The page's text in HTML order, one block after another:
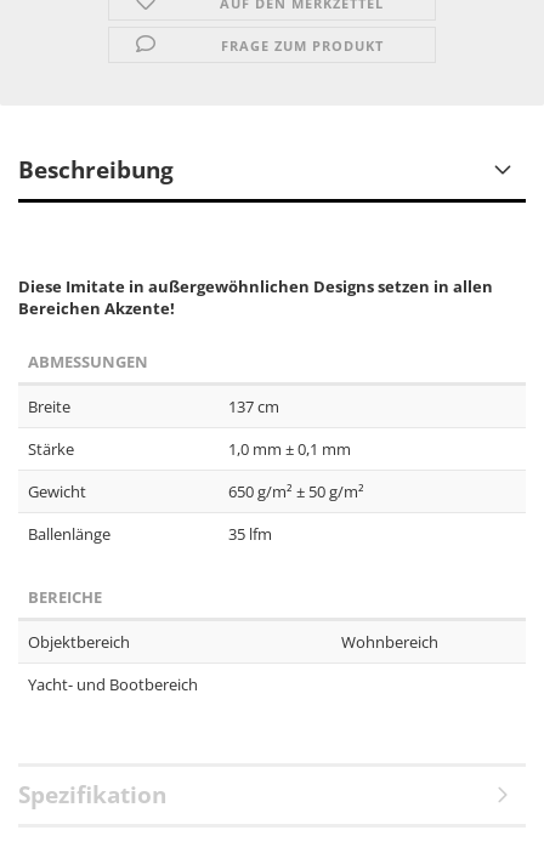
FRAGE ZUM PRODUKT
Beschreibung
Diese Imitate in außergewöhnlichen Designs setzen in allen
Bereichen Akzente!​
ABMESSUNGEN
Breite
137 cm
Stärke
1,0 mm ± 0,1 mm
Gewicht
650 g/m² ± 50 g/m²
Ballenlänge
35 lfm
BEREICHE
Objektbereich
Wohnbereich
Yacht- und Bootbereich
Spezifikation